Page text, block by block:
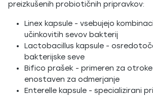
preizkušenih probiotičnih pripravkov:
Linex kapsule - vsebujejo
učinkovitih sevov bakterij
Lactobacillus kapsule -
bakterijske seve
Bifico prašek - primeren za
enostaven za odmerjanje
Enterelle kapsule - specializirani